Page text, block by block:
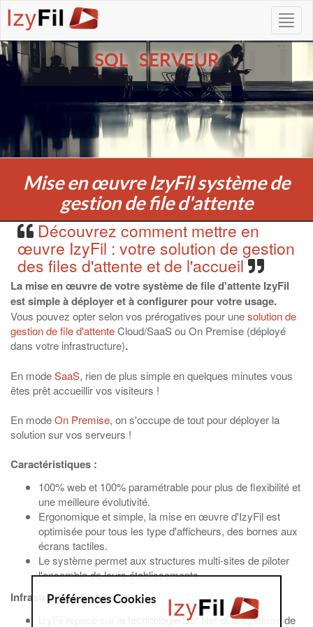
SQL SERVEUR
Mise en œuvre IzyFil système de
gestion de file d'attente
Découvrez comment mettre en
œuvre IzyFil : votre solution de gestion
des files d'attente et de l'accueil
La mise en œuvre de votre système de file d'attente IzyFil
est simple à déployer et à configurer pour votre usage.
Vous pouvez opter selon vos prérogatives pour unesolution de
gestion de file d'attenteCloud/SaaS ou On Premise (déployé
dans votre infrastructure).
En modeSaaS, rien de plus simple en quelques minutes vous
êtes prêt accueillir vos visiteurs !
En modeOn Premise, on s'occupe de tout pour déployer la
solution sur vos serveurs !
Caractéristiques :
100% web et 100% paramétrable pour plus de flexibilité et
une meilleure évolutivité.
Ergonomique et simple, la mise en œuvre d'IzyFil est
optimisée pour tous les type d'afficheurs, des bornes aux
écrans tactiles.
Le système permet aux structures multi-sites de piloter
l'ensemble de leurs établissements.
Infrastructure technique :
IzyFil repose sur la technologie Dot Net et la système de
Préférences Cookies